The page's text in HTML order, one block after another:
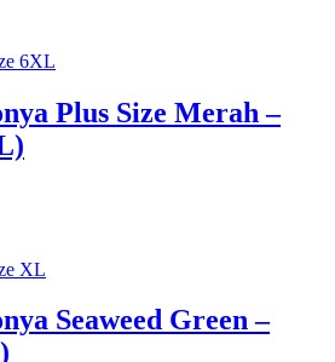
6XL
Plus Size Merah –
XL
Seaweed Green –